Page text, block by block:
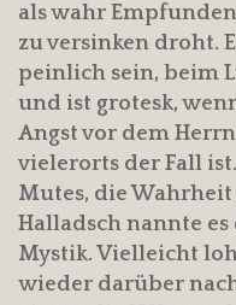
als wahr
zu versinken droht.
peinlich sein, beim
und ist grotesk,
Angst vor dem
vielerorts der Fall
Mutes, die Wahrheit
Halladsch nannte
Mystik. Vielleicht
wieder darüber